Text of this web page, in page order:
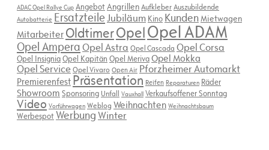
ADAC Opel Rallye Cup AngebotAngrillenAufkleberAuszubildende
Autobatterie ErsatzteileJubiläum Kino KundenMietwagen
Mitarbeiter OldtimerOpelOpel ADAM
Opel AmperaOpel Astra Opel Cascada Opel Corsa
Opel InsigniaOpel Kapitän Opel MerivaOpel Mokka
Opel ServiceOpel Vivaro Open Air Pforzheimer Automarkt
Premierenfest Präsentation Reifen Reparaturen Räder
Showroom Sponsoring Unfall Vauxhall Verkaufsoffener Sonntag
Video Vorführwagen Weblog Weihnachten Weihnachtsbaum
WerbespotWerbungWinter